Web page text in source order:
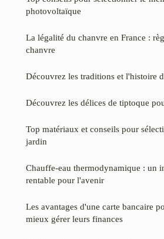
photovoltaïque
La légalité du chanvre en France :
chanvre
Découvrez les traditions et l'histoire
Découvrez les délices de tiptoque
Top matériaux et conseils pour
jardin
Chauffe-eau thermodynamique : un
rentable pour l'avenir
Les avantages d'une carte bancaire
mieux gérer leurs finances